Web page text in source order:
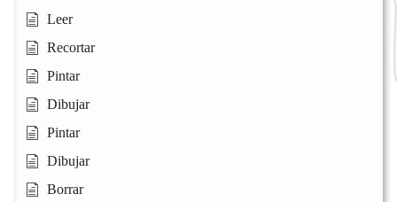
Leer
Recortar
Pintar
Dibujar
Pintar
Dibujar
Borrar